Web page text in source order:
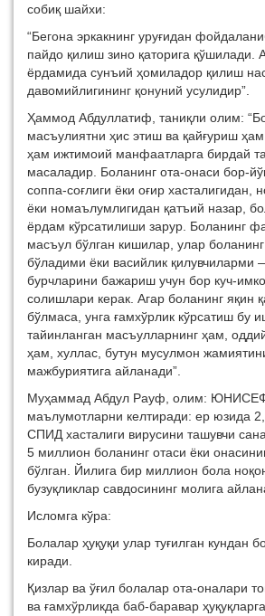
собиқ шайхи:
“Бегона эркакнинг уруғидан
пайдо қилиш зино қаторига қўшилади.
ёрдамида сунъий ҳомиладор қилиш
давомийлигининг қонуний усулидир”.
Ҳаммод Абдуллатиф, таниқли олим:
масъулиятни ҳис этиш ва қайғуриш
ҳам ижтимоий манфаатларга бирдай
масаладир. Боланинг ота-онаси бор-
соппа-соғлиги ёки оғир хасталигидан,
ёки номаълумлигидан қатъий назар,
ёрдам кўрсатилиши зарур. Боланинг
масъул бўлган кишилар, улар
бўладими ёки васийлик қилувчиларми
бурчларини бажариш учун бор куч-
солишлари керак. Агар боланинг яқин
бўлмаса, унга ғамхўрлик кўрсатиш бу
тайинланган масъулларнинг ҳам,
ҳам, хуллас, бутун мусулмон
мажбуриятига айланади”.
Муҳаммад Абдул Рауф, олим: ЮНИСЕФ
маълумотларни келтиради: ер юзида
СПИД хасталиги вирусини ташувчи
5 миллион боланинг отаси ёки
бўлган. Йилига бир миллион бола
бузуқликлар савдосининг молига
Исломга кўра:
Болалар ҳуқуқи улар туғилган кундан
киради.
Қизлар ва ўғил болалар ота-оналари
ва ғамхўрликда баб-баравар